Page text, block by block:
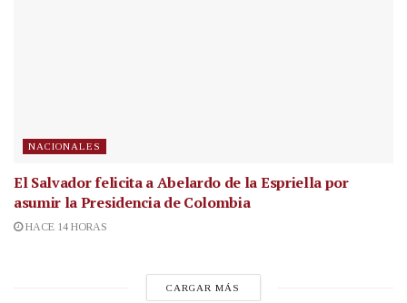
NACIONALES
El Salvador felicita a Abelardo de la Espriella por
asumir la Presidencia de Colombia
HACE 14 HORAS
CARGAR MÁS